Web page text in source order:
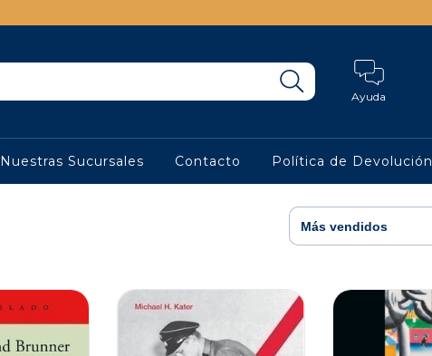
Ayuda
Nuestras Sucursales Contacto Política de Devolución